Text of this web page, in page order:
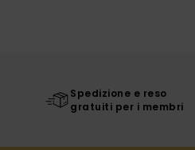
Spedizione e reso
gratuiti per i membri